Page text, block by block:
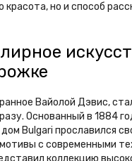
красота, но и способ
Вайолой Дэвис,
Основанный в 1884
Bulgari прославился
с современными